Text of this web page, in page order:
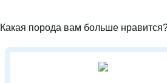
Какая порода вам больше